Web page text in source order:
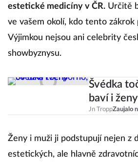
estetické medicíny v ČR. Určitě
ve vašem okolí, kdo tento zákrok
Výjimkou nejsou ani celebrity
showbyznysu.
Švédka
baví i ženy
Jn TroppZaujalo
Ženy i muži ji podstupují nejen z
estetických, ale hlavně